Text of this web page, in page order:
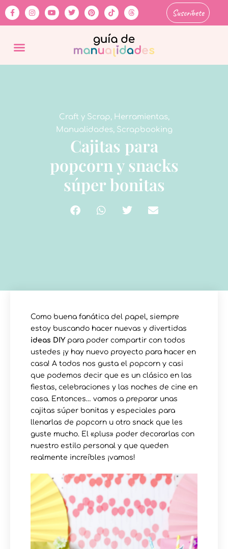
Suscríbete
Craft y Scrap, Herramientas,
Manualidades, Scrapbooking
Cajitas para
popcorn y snacks
súper bonitas
Como buena fanática del papel, siempre
estoy buscando hacer nuevas y divertidas
ideas DIY para poder compartir con todos
ustedes ¡y hay nuevo proyecto para hacer en
casa! A todos nos gusta el popcorn y casi
que podemos decir que es un clásico en las
fiestas, celebraciones y las noches de cine en
casa. Entonces… vamos a preparar unas
cajitas súper bonitas y especiales para
llenarlas de popcorn u otro snack que les
guste mucho. El «plus» poder decorarlas con
nuestro estilo personal y que queden
realmente increíbles ¡vamos!